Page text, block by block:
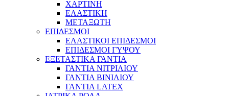
ΧΑΡΤΙΝΗ
ΕΛΑΣΤΙΚΗ
ΜΕΤΑΞΩΤΗ
ΕΠΙΔΕΣΜΟΙ
ΕΛΑΣΤΙΚΟΙ ΕΠΙΔΕΣΜΟΙ
ΕΠΙΔΕΣΜΟΙ ΓΥΨΟΥ
ΕΞΕΤΑΣΤΙΚΑ ΓΑΝΤΙΑ
ΓΑΝΤΙΑ ΝΙΤΡΙΛΙΟΥ
ΓΑΝΤΙΑ ΒΙΝΙΛΙΟΥ
ΓΑΝΤΙΑ LATEX